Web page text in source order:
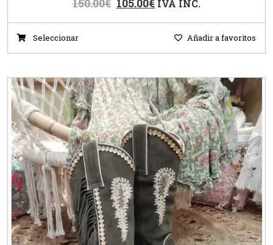
150.00€ 105.00€ IVA INC.
Seleccionar Añadir a favoritos